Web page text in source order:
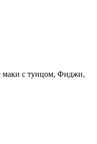
маки с тунцом, Фиджи,